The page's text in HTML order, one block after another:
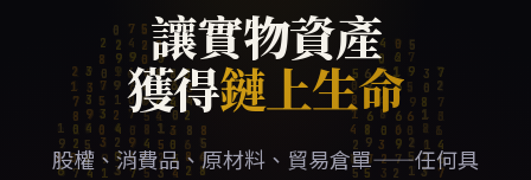
讓實物資產
獲得鏈上生命
股權、消費品、原材料、貿易倉單——任何具